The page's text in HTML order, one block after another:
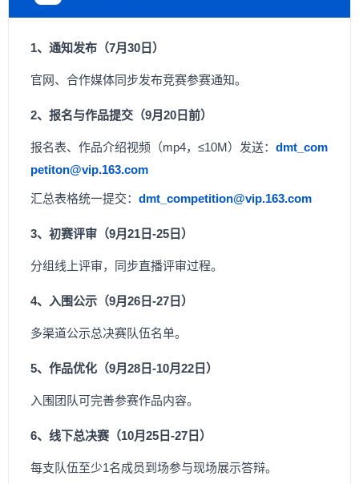
1、通知发布（7月30日）
官网、合作媒体同步发布竞赛参赛通知。
2、报名与作品提交（9月20日前）
报名表、作品介绍视频（mp4，≤10M）发送： dmt_com
petiton@vip.163.com
汇总表格统一提交： dmt_competition@vip.163.com
3、初赛评审（9月21日-25日）
分组线上评审，同步直播评审过程。
4、入围公示（9月26日-27日）
多渠道公示总决赛队伍名单。
5、作品优化（9月28日-10月22日）
入围团队可完善参赛作品内容。
6、线下总决赛（10月25日-27日）
每支队伍至少1名成员到场参与现场展示答辩。